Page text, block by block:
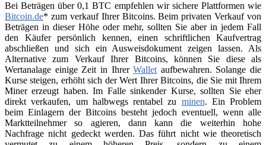
Bei Beträgen über 0,1 BTC empfehlen wir sichere Plattformen wie
Bitcoin.de* zum verkauf Ihrer Bitcoins. Beim privaten Verkauf von
Beträgen in dieser Höhe oder mehr, sollten Sie aber in jedem Fall
den Käufer persönlich kennen, einen schriftlichen Kaufvertrag
abschließen und sich ein Ausweisdokument zeigen lassen. Als
Alternative zum Verkauf Ihrer Bitcoins, können Sie diese als
Wertanalage einige Zeit in IhrerWallet aufbewahren. Solange die
Kurse steigen, erhöht sich der Wert Ihrer Bitcoins, die Sie mit Ihrem
Miner erzeugt haben. Im Falle sinkender Kurse, sollten Sie eher
direkt verkaufen, um halbwegs rentabel zu minen. Ein Problem
beim Einlagern der Bitcoins besteht jedoch eventuell, wenn alle
Marktteilnehmer so agieren, dann kann die weiterhin hohe
Nachfrage nicht gedeckt werden. Das führt nicht wie theoretisch